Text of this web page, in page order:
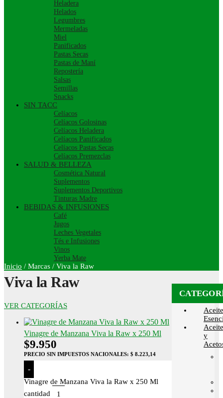
Heladera
Helados
Legumbres
Mermeladas
Miel
Panificados
Pastas Secas
Pastas de Maní
Repostería
Salsas
Semillas
Snacks
SIN TACC
Celíacos
Celíacos Golosinas
Celíacos Heladera
Celíacos Panificados
Celíacos Pastas Secas
Celíacos Premezclas
SALUD & BELLEZA
Cosmética Natural
Suplementos
Suplementos Deportivos
Tinturas Madre
BEBIDAS & INFUSIONES
Café
Jugos
Leches Vegetales
Tés e Infusiones
Vinos
Yerba Mate
Inicio / Marcas / Viva la Raw
Viva la Raw
VER CATEGORÍAS
Vinagre de Manzana Viva la Raw x 250 Ml
$9.950
PRECIO SIN IMPUESTOS NACIONALES: $ 8.223,14
-
Vinagre de Manzana Viva la Raw x 250 Ml
cantidad
y